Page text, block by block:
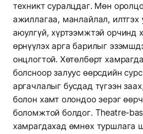
техникт суралцдаг. Мөн
ажиллагаа, манлайлал, илтгэх
аюулгүй, хүртээмжтэй орчинд
өрнүүлэх арга барилыг
онцлогтой. Хөтөлбөрт
болсноор залуус өөрсдийн
аргачлалыг бусдад түгээн
болон хамт олондоо эерэг
боломжтой болдог. Theatre-
хамрагдахад өмнөх туршлага